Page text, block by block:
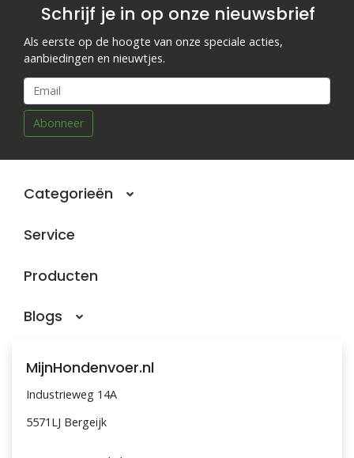
Schrijf je in op onze nieuwsbrief
Als eerste op de hoogte van onze speciale acties,
aanbiedingen en nieuwtjes.
Abonneer
Categorieën
Service
Producten
Blogs
MijnHondenvoer.nl
Industrieweg 14A
5571LJ Bergeijk